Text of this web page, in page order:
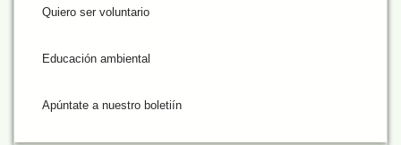
Quiero ser voluntario
Educación ambiental
Apúntate a nuestro boletiín